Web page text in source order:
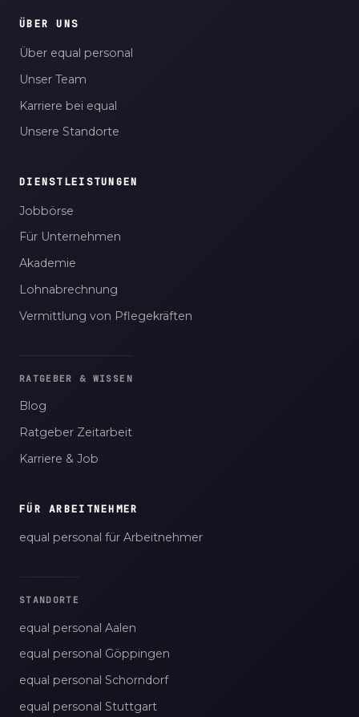
ÜBER UNS
Über equal personal
Unser Team
Karriere bei equal
Unsere Standorte
DIENSTLEISTUNGEN
Jobbörse
Für Unternehmen
Akademie
Lohnabrechnung
Vermittlung von Pflegekräften
RATGEBER & WISSEN
Blog
Ratgeber Zeitarbeit
Karriere & Job
FÜR ARBEITNEHMER
equal personal für Arbeitnehmer
STANDORTE
equal personal Aalen
equal personal Göppingen
equal personal Schorndorf
equal personal Stuttgart